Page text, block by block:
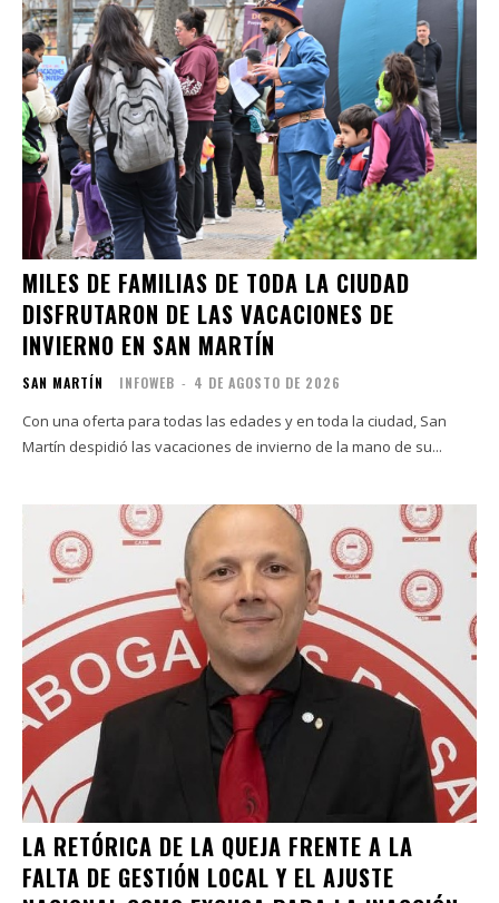
MILES DE FAMILIAS DE TODA LA CIUDAD
DISFRUTARON DE LAS VACACIONES DE
INVIERNO EN SAN MARTÍN
SAN MARTÍN INFOWEB - 4 DE AGOSTO DE 2026
Con una oferta para todas las edades y en toda la ciudad, San
Martín despidió las vacaciones de invierno de la mano de su...
LA RETÓRICA DE LA QUEJA FRENTE A LA
FALTA DE GESTIÓN LOCAL Y EL AJUSTE